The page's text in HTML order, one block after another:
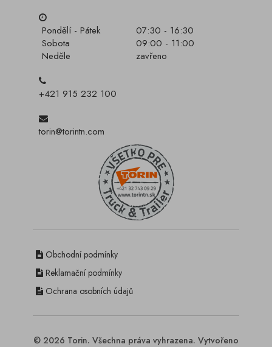
Pondělí - Pátek
07:30 - 16:30
Sobota
09:00 - 11:00
Neděle
zavřeno
+421 915 232 100
torin@torintn.com
Obchodní podmínky
Reklamační podmínky
Ochrana osobních údajů
© 2026 Torin. Všechna práva vyhrazena. Vytvořeno